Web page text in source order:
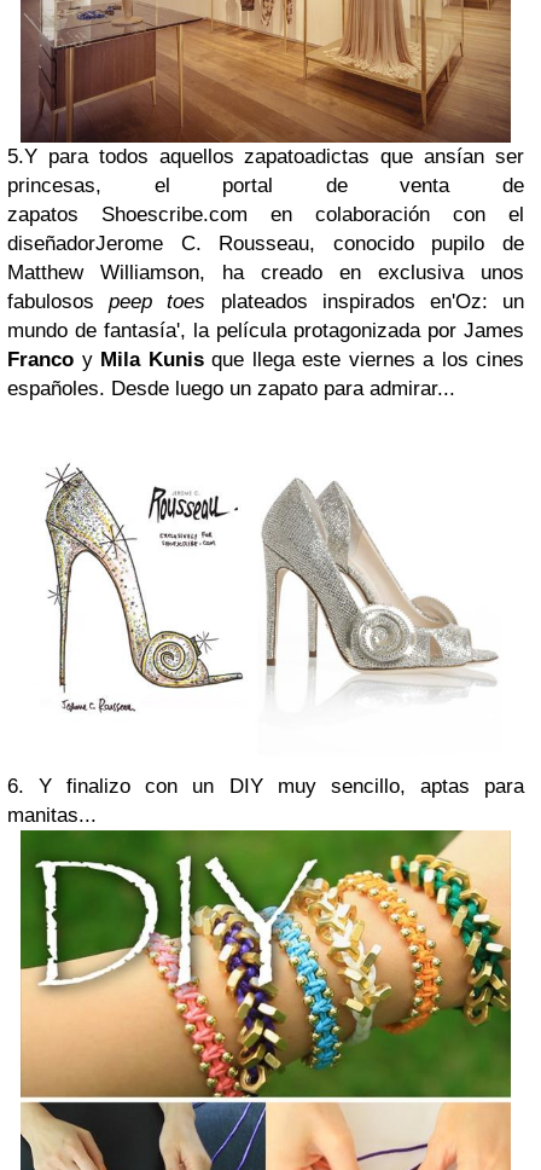
5.Y para todos aquelloszapatoadictas que ansían ser
princesas, el portal de venta de
zapatos Shoescribe.com en colaboración con el
diseñadorJerome C. Rousseau, conocido pupilo de
Matthew Williamson, ha creado en exclusiva unos
fabulosospeep toes plateados inspirados en'Oz: un
mundo de fantasía', la película protagonizada por James
Franco y Mila Kunisque llega este viernes a los cines
españoles. Desde luego un zapato para admirar...
6. Y finalizo con un DIYmuy sencillo, aptas para
manitas...